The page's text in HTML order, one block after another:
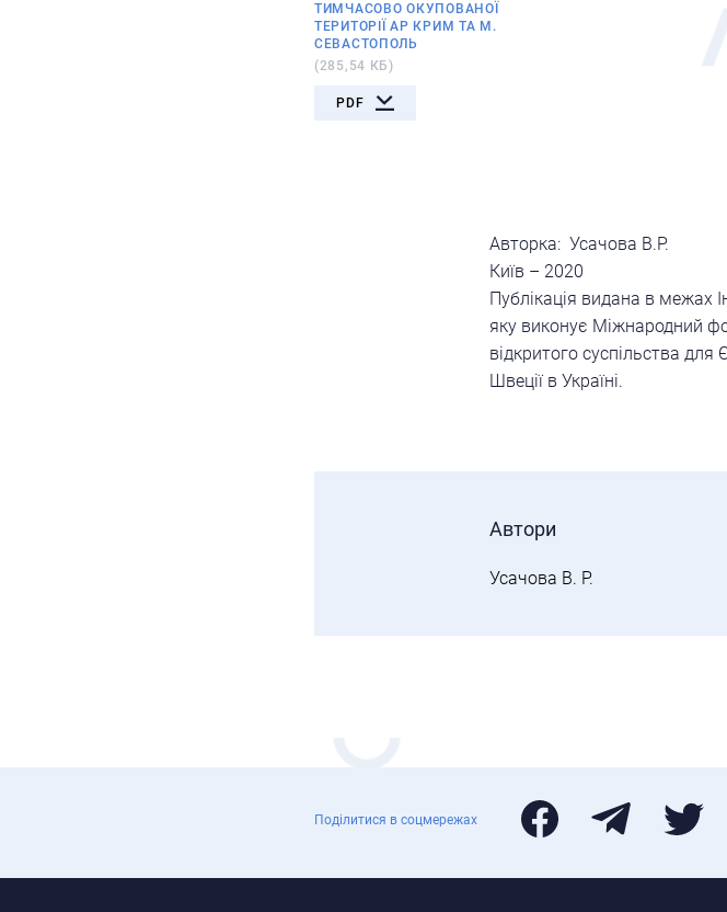
ТИМЧАСОВО ОКУПОВАНОЇ
ТЕРИТОРІЇ АР КРИМ ТА М.
СЕВАСТОПОЛЬ
(285,54 КБ)
PDF
Авторка: Усачова В.Р.
Київ – 2020
Публікація видана в межах
яку виконує Міжнародний
відкритого суспільства
Швеції в Україні.
Автори
Усачова В. Р.
Поділитися в соцмережах